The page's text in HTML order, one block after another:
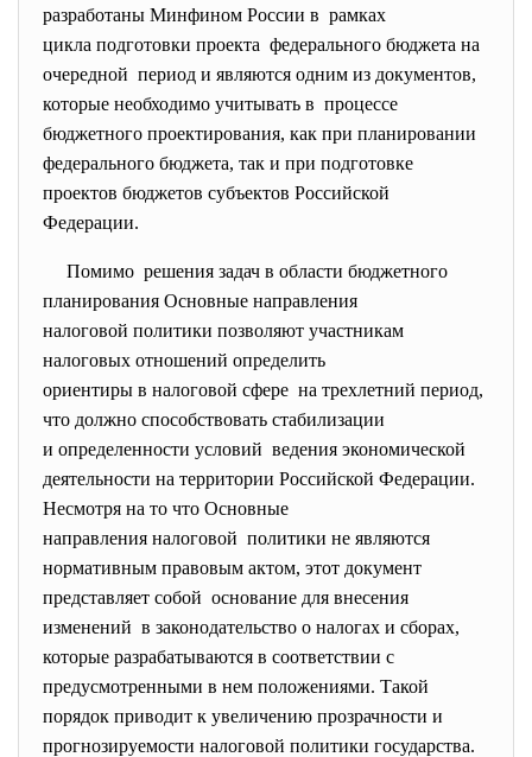
разработаны Минфином России в рамках
цикла подготовки проекта федерального бюджета на
очередной период и являются одним из документов,
которые необходимо учитывать в процессе
бюджетного проектирования, как при планировании
федерального бюджета, так и при подготовке
проектов бюджетов субъектов Российской
Федерации.
Помимо решения задач в области бюджетного
планирования Основные направления
налоговой политики позволяют участникам
налоговых отношений определить
ориентиры в налоговой сфере на трехлетний период,
что должно способствовать стабилизации
и определенности условий ведения экономической
деятельности на территории Российской Федерации.
Несмотря на то что Основные
направления налоговой политики не являются
нормативным правовым актом, этот документ
представляет собой основание для внесения
изменений в законодательство о налогах и сборах,
которые разрабатываются в соответствии с
предусмотренными в нем положениями. Такой
порядок приводит к увеличению прозрачности и
прогнозируемости налоговой политики государства.